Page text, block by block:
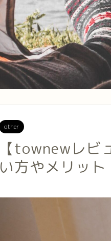
other
【townewレビ
い方やメリット